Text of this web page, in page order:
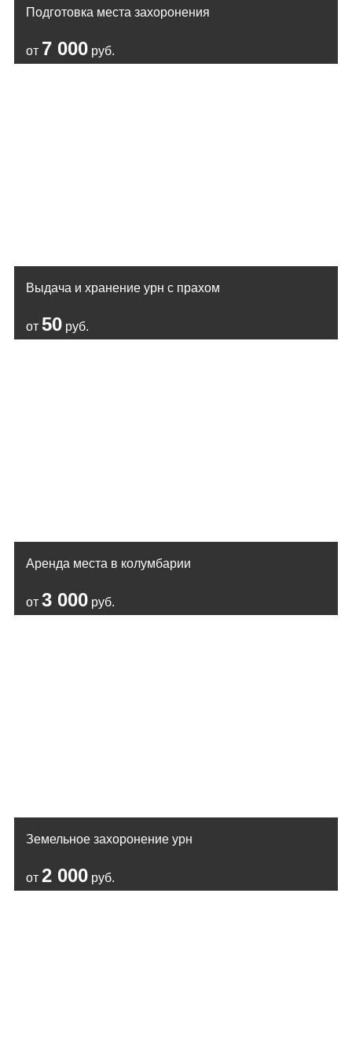
Подготовка места захоронения
от 7 000 руб.
Выдача и хранение урн с прахом
от 50 руб.
Аренда места в колумбарии
от 3 000 руб.
Земельное захоронение урн
от 2 000 руб.